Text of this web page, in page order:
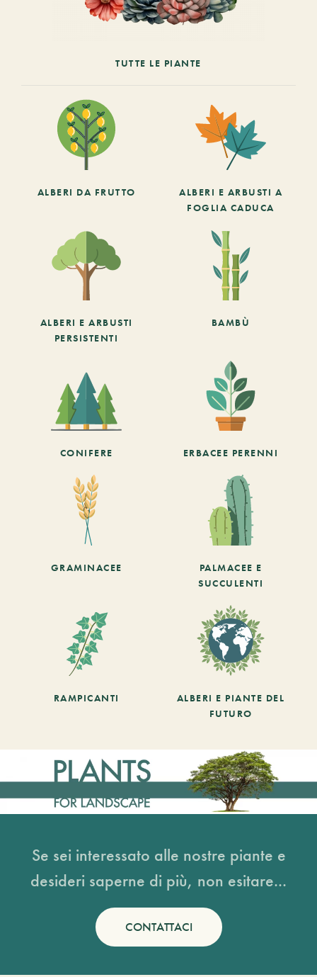
TUTTE LE PIANTE
ALBERI DA FRUTTO
ALBERI E ARBUSTI A
FOGLIA CADUCA
ALBERI E ARBUSTI
PERSISTENTI
BAMBÙ
CONIFERE ERBACEE PERENNI
GRAMINACEE
PALMACEE E
SUCCULENTI
RAMPICANTI
ALBERI E PIANTE DEL
FUTURO
Se sei interessato alle nostre piante e
desideri saperne di più, non esitare...
CONTATTACI